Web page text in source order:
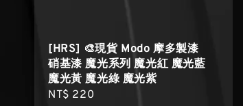
[HRS] 🎨現貨 Modo 摩多製漆
硝基漆 魔光系列 魔光紅 魔光藍
魔光黃 魔光綠 魔光紫
Regular
NT$ 220